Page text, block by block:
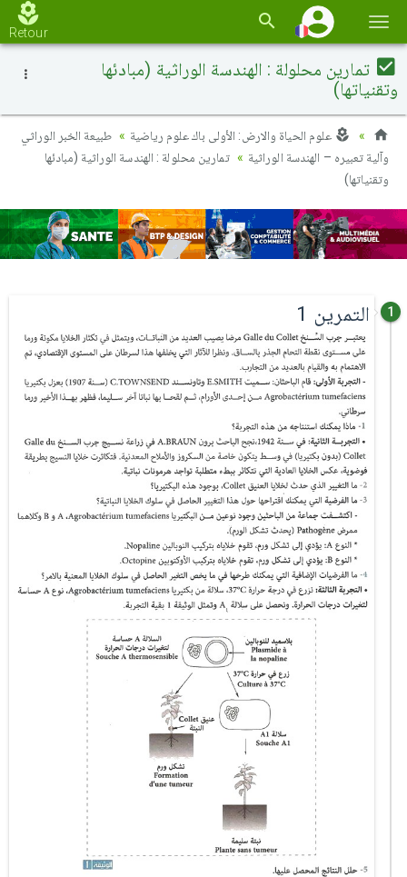
la
Retour
تمارين محلولة : الهندسة الوراثية (مبادئها
وتقنياتها)
علوم الحياة والارض: الأولى باك علوم رياضية
طبيعة الخبر الوراثي
وآلية تعبيره – الهندسة الوراثية
تمارين محلولة : الهندسة الوراثية (مبادئها
وتقنياتها)
1 التمرين 1